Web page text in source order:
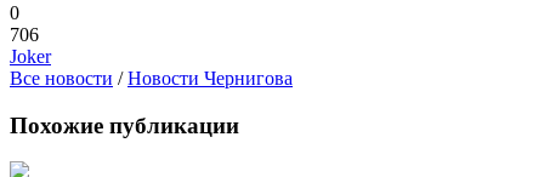
0
706
Joker
Все новости /Новости Чернигова
Похожие публикации